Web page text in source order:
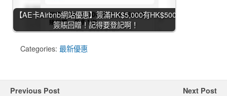
【AE卡Airbnb網站優惠】簽滿HK$5,000有HK$500
簽賬回贈！記得要登記啊！
Categories: 最新優惠
Previous Post Next Post